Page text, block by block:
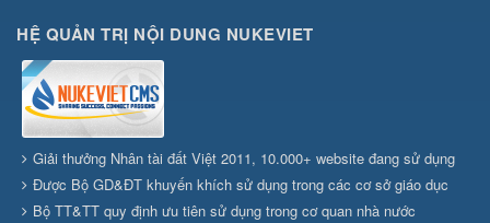
HỆ QUẢN TRỊ NỘI DUNG NUKEVIET
Giải thưởng Nhân tài đất Việt 2011, 10.000+ website đang sử dụng
Được Bộ GD&ĐT khuyến khích sử dụng trong các cơ sở giáo dục
Bộ TT&TT quy định ưu tiên sử dụng trong cơ quan nhà nước